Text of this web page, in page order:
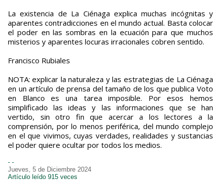
La existencia de La Ciénaga explica muchas incógnitas y
aparentes contradicciones en el mundo actual. Basta colocar
el poder en las sombras en la ecuación para que muchos
misterios y aparentes locuras irracionales cobren sentido.
Francisco Rubiales
NOTA: explicar la naturaleza y las estrategias de La Ciénaga
en un artículo de prensa del tamaño de los que publica Voto
en Blanco es una tarea imposible. Por esos hemos
simplificado las ideas y las informaciones que se han
vertido, sin otro fin que acercar a los lectores a la
comprensión, por lo menos periférica, del mundo complejo
en el que vivimos, cuyas verdades, realidades y sustancias
el poder quiere ocultar por todos los medios.
- -
Jueves, 5 de Diciembre 2024
Artículo leído 915 veces